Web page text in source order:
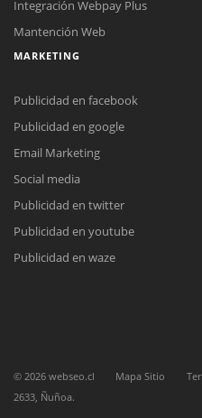
Nuestros ejecutivos le enviarán
Meet para
Todos nuestros ejecutivos están
Integración Webpay Plus
Mantención Web
MARKETING
Publicidad en facebook
Publicidad en google
Email Marketing
Social media
Publicidad en twitter
Publicidad en youtube
Publicidad en waze
© 2026 webseo.cl Mapa Sitio
2633, Ñuñoa.